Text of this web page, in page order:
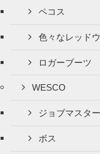
ペコス
色々なレッド
ロガーブーツ
WESCO
ジョブマスター
ボス